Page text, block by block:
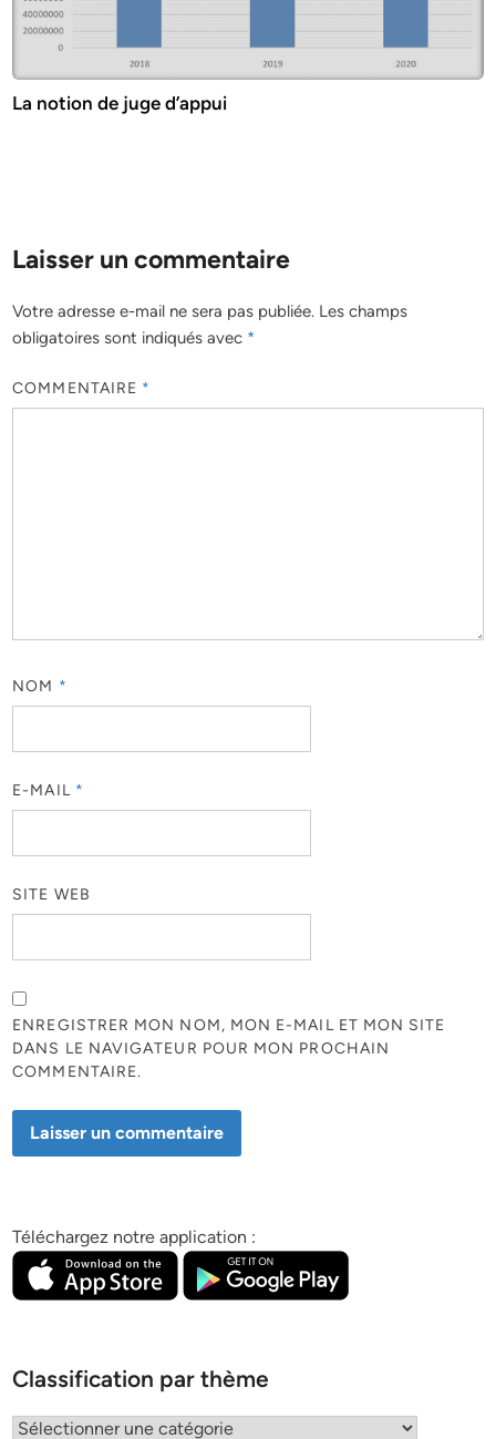
La notion de juge d’appui
Laisser un commentaire
Votre adresse e-mail ne sera pas publiée. Les champs
obligatoires sont indiqués avec *
COMMENTAIRE *
NOM *
E-MAIL *
SITE WEB
ENREGISTRER MON NOM, MON E-MAIL ET MON SITE
DANS LE NAVIGATEUR POUR MON PROCHAIN
COMMENTAIRE.
Téléchargez notre application :
Classification par thème
Classification